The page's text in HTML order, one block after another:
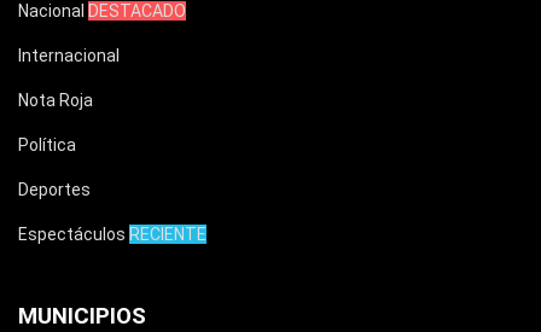
Nacional DESTACADO
Internacional
Nota Roja
Política
Deportes
Espectáculos RECIENTE
MUNICIPIOS